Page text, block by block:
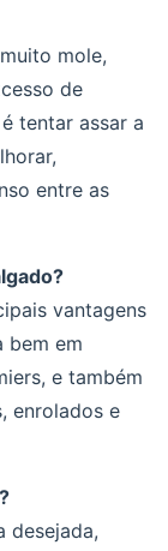
mole,
de
tentar assar a
entre as
vantagens
bem em
e também
enrolados e
desejada,